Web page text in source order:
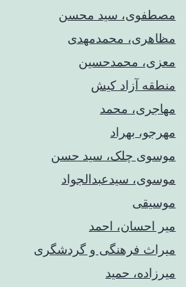
مصطفوی، سید محسن
مظاهری، محمدمهدی
معزی، محمدحسین
منطقه آزاد کیش
مهاجری، محمد
مهرجو، بهراد
موسوی چلک، سید حسن
موسوی، سیدعبدالجواد
موسیقی
میر احسان، احمد
میراث فرهنگی و گردشگری
میرزاده، حمید